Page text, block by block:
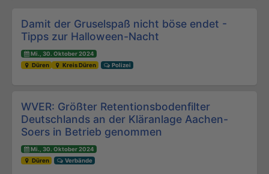
Beitrags-Navigation
Damit der Gruselspaß nicht böse endet -
Tipps zur Halloween-Nacht
Mi., 30. Oktober 2024
Düren
Kreis Düren Polizei
WVER: Größter Retentionsbodenfilter
Deutschlands an der Kläranlage Aachen-
Soers in Betrieb genommen
Mi., 30. Oktober 2024
Düren
Verbände